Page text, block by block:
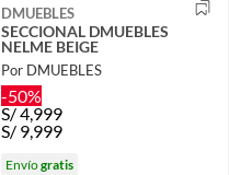
DMUEBLES
SECCIONAL DMUEBLES
NELME BEIGE
Por DMUEBLES
-50%
S/4,999
S/ 9,999
Envíogratis